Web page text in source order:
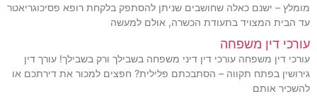
מומלץ – ישנם כאלה שחושבים שניתן להסתפק בלקחת רופא פסיכוגריאטר
עד הבית המצויד בתעודת הכשרה, אולם למעשה
עורכי דין משפחה
עורכי דין משפחה עורכי דין דיני משפחה בשבילך ורק בשבילך! עורך דין
גירושין בפתח תקווה – הסתבכתם פלילית? חפצים למכור את דירתכם או
להשכיר אותם